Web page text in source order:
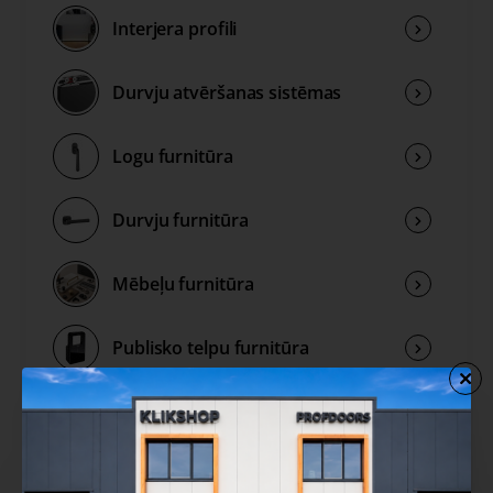
Interjera profili
Durvju atvēršanas sistēmas
Logu furnitūra
Durvju furnitūra
Mēbeļu furnitūra
Publisko telpu furnitūra
Rokturu kolekcijas
Izpārdošana